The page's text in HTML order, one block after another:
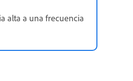
alta a una frecuencia